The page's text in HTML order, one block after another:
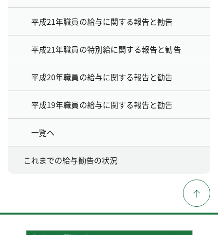
平成21年職員の給与に関する報告と勧告
平成21年職員の特別給に関する報告と勧告
平成20年職員の給与に関する報告と勧告
平成19年職員の給与に関する報告と勧告
一覧へ
これまでの給与勧告の状況